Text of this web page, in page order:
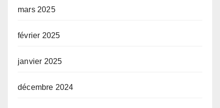
mars 2025
février 2025
janvier 2025
décembre 2024